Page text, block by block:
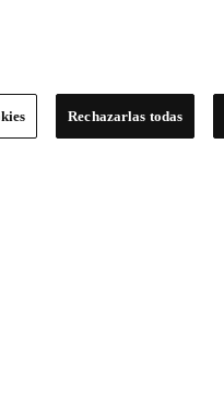
Rechazarlas todas